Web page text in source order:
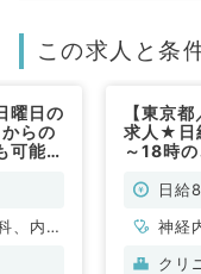
この求人と条
曜日の
らの
可能で
、内分
【東京
求人★日
～18時
非常勤）
日給
神経
科、
クリ